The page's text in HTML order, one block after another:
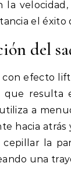
la
el éxito
del
con efecto
que resulta
a
hacia atrás
cepillar la
una